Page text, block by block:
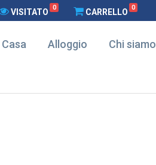
VISITATO 0 CARRELLO 0
Casa Alloggio Chi siamo